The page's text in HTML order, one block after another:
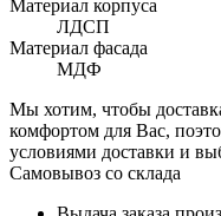
Материал корпуса
ЛДСП
Материал фасада
МДФ
Мы хотим, чтобы
комфортом для Вас,
условиями доставки и
Самовывоз со склада